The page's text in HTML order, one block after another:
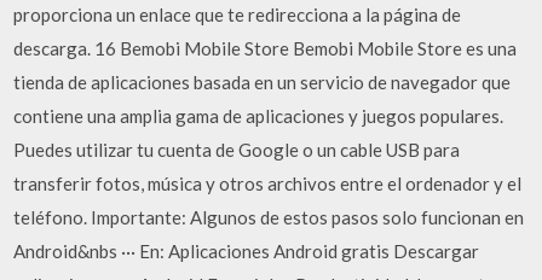
proporciona un enlace que te redirecciona a la página de
descarga. 16 Bemobi Mobile Store Bemobi Mobile Store es una
tienda de aplicaciones basada en un servicio de navegador que
contiene una amplia gama de aplicaciones y juegos populares.
Puedes utilizar tu cuenta de Google o un cable USB para
transferir fotos, música y otros archivos entre el ordenador y el
teléfono. Importante: Algunos de estos pasos solo funcionan en
Android&nbs ··· En: Aplicaciones Android gratis Descargar